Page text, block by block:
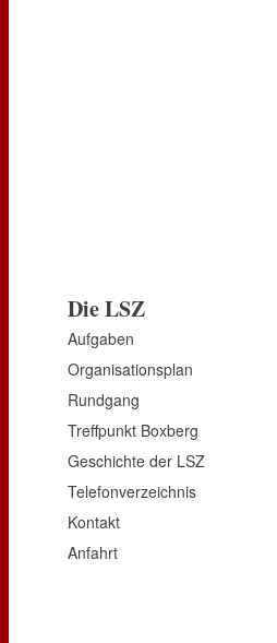
Die LSZ
Aufgaben
Organisationsplan
Rundgang
Treffpunkt Boxberg
Geschichte der LSZ
Telefonverzeichnis
Kontakt
Anfahrt